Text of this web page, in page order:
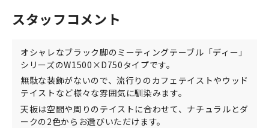
スタッフコメント
オシャレなブラック脚のミーティングテーブル「ディー」
シリーズのW1500×D750タイプです。
無駄な装飾がないので、流行りのカフェテイストやウッド
テイストなど様々な雰囲気に馴染みます。
天板は空間や周りのテイストに合わせて、ナチュラルとダ
ークの2色からお選びいただけます。